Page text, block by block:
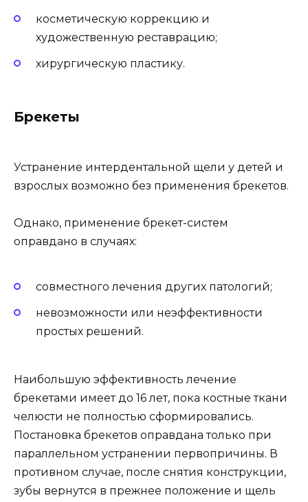
косметическую коррекцию и
художественную реставрацию;
хирургическую пластику.
Брекеты
Устранение интердентальной щели у детей и
взрослых возможно без применения брекетов.
Однако, применение брекет-систем
оправдано в случаях:
совместного лечения других патологий;
невозможности или неэффективности
простых решений.
Наибольшую эффективность лечение
брекетами имеет до 16 лет, пока костные ткани
челюсти не полностью сформировались.
Постановка брекетов оправдана только при
параллельном устранении первопричины. В
противном случае, после снятия конструкции,
зубы вернутся в прежнее положение и щель